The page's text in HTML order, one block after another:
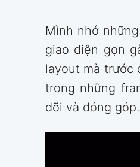
Mình nhớ
giao diện gọn
layout mà trước
trong những
dõi và đóng góp.